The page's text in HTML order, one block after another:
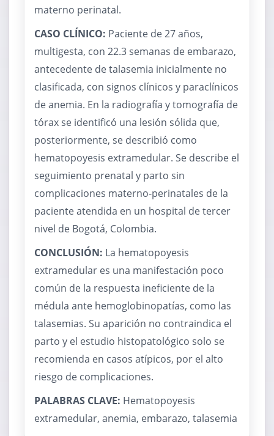
materno perinatal.
CASO CLÍNICO: Paciente de 27 años,
multigesta, con 22.3 semanas de embarazo,
antecedente de talasemia inicialmente no
clasificada, con signos clínicos y paraclínicos
de anemia. En la radiografía y tomografía de
tórax se identificó una lesión sólida que,
posteriormente, se describió como
hematopoyesis extramedular. Se describe el
seguimiento prenatal y parto sin
complicaciones materno-perinatales de la
paciente atendida en un hospital de tercer
nivel de Bogotá, Colombia.
CONCLUSIÓN: La hematopoyesis
extramedular es una manifestación poco
común de la respuesta ineficiente de la
médula ante hemoglobinopatías, como las
talasemias. Su aparición no contraindica el
parto y el estudio histopatológico solo se
recomienda en casos atípicos, por el alto
riesgo de complicaciones.
PALABRAS CLAVE: Hematopoyesis
extramedular, anemia, embarazo, talasemia